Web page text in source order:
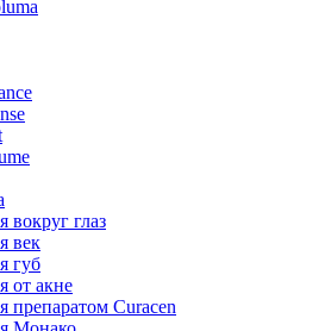
вокруг глаз
век
губ
от акне
препаратом Curacen